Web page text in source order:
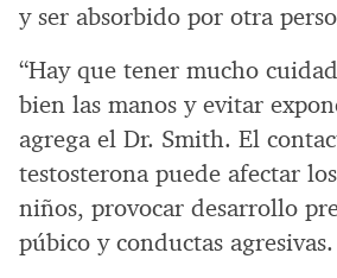
y ser absorbido por otra
“Hay que tener mucho
bien las manos y evitar
agrega el Dr. Smith. El
testosterona puede afectar
niños, provocar desarrollo
púbico y conductas agresivas.